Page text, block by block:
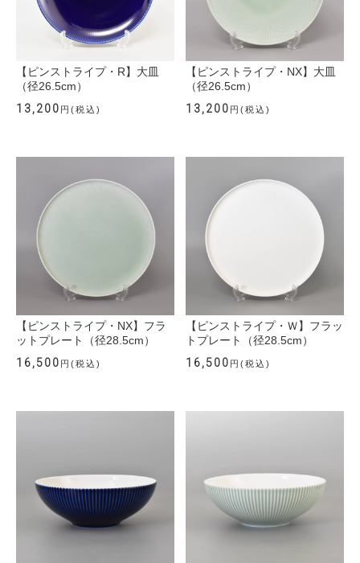
【ピンストライプ・R】大皿
（径26.5cm）
13,200 円(税込)
【ピンストライプ・NX】大皿
（径26.5cm）
13,200 円(税込)
【ピンストライプ・NX】フラ
ットプレート（径28.5cm）
16,500 円(税込)
【ピンストライプ・Ｗ】フラッ
トプレート（径28.5cm）
16,500 円(税込)